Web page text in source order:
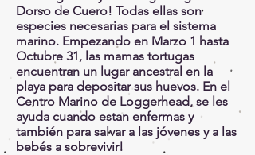
Dorso de Cuero! Todas ellas son
especies necesarias para el sistema
marino. Empezando en Marzo 1 hasta
Octubre 31, las mamas tortugas
encuentran un lugar ancestral en la
playa para depositar sus huevos. En el
Centro Marino de Loggerhead, se les
ayuda cuando estan enfermas y
también para salvar a las jóvenes y a las
bebés a sobrevivir!